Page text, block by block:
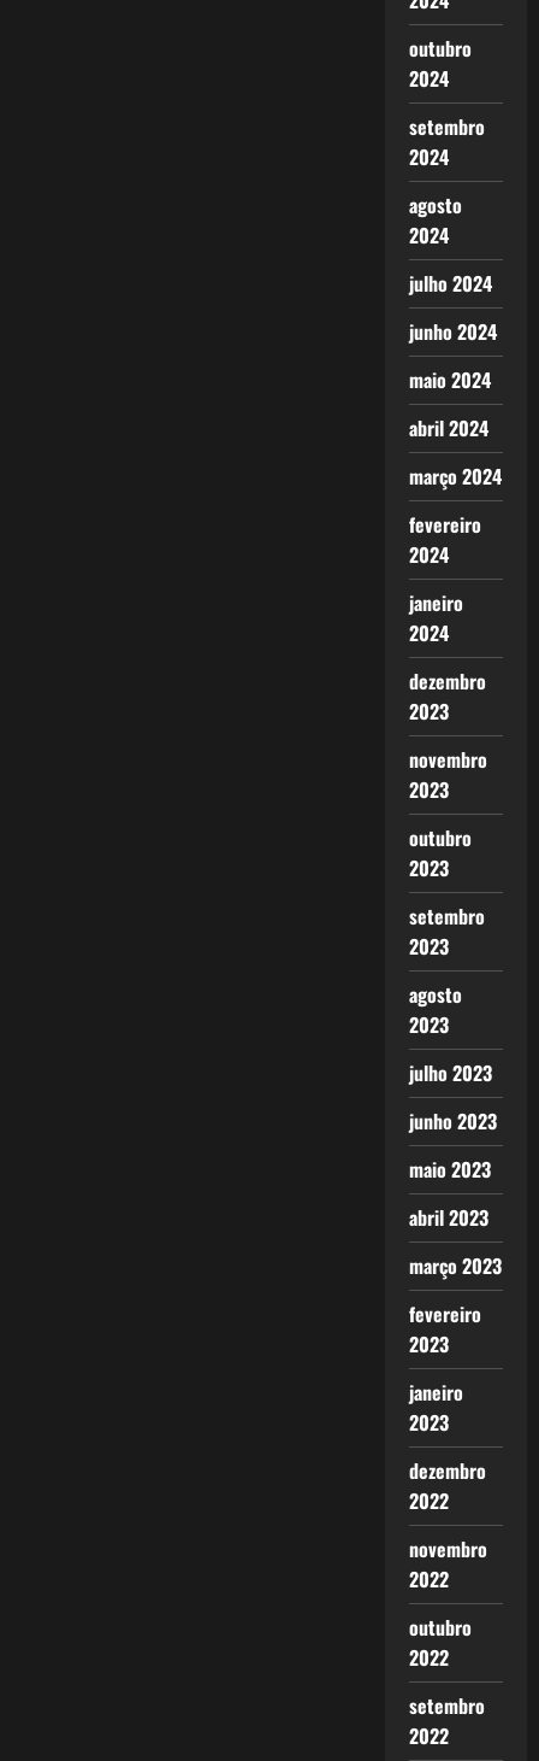
outubro
2024
setembro
2024
agosto
2024
julho 2024
junho 2024
maio 2024
abril 2024
março 2024
fevereiro
2024
janeiro
2024
dezembro
2023
novembro
2023
outubro
2023
setembro
2023
agosto
2023
julho 2023
junho 2023
maio 2023
abril 2023
março 2023
fevereiro
2023
janeiro
2023
dezembro
2022
novembro
2022
outubro
2022
setembro
2022